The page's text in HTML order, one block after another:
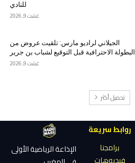
للنادي
غشت 9, 2026
الجيلاني لراديو مارس: تلقيت عروض من
البطولة الاحترافية قبل التوقيع لشباب بن جرير
غشت 9, 2026
تحميل أكثر
روابط سريعة
برامجنا
فيديوهات
الإذاعة الرياضية الأولى